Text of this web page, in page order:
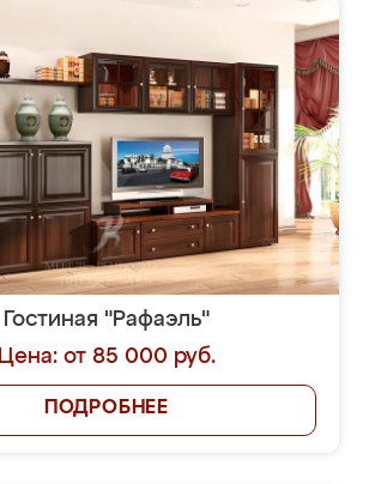
Гостиная "Рафаэль"
Цена: от 85 000 руб.
ПОДРОБНЕЕ